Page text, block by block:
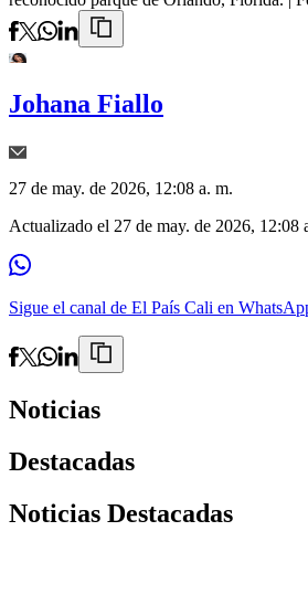
Johana Fiallo
27 de may. de 2026, 12:08 a. m.
Actualizado el 27 de may. de 2026, 12:08
Sigue el canal de El País Cali en
Noticias
Destacadas
Noticias Destacadas